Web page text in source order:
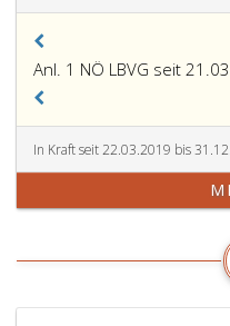
Anl. 1 NÖ LBVG seit
In Kraft seit 22.03.2019 bis